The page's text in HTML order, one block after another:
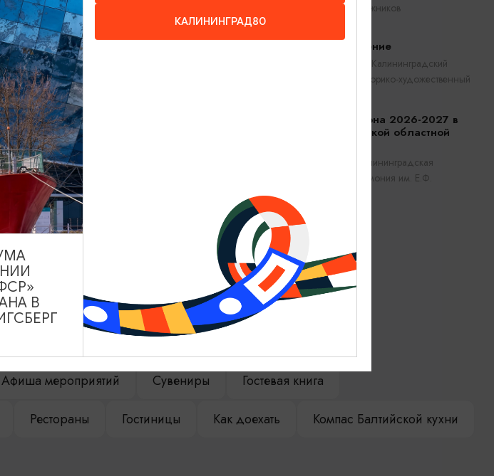
железнодорожников
Прикосновение
Калининград, Калининградский
областной историко-художественный
Открытие сезона 2026-2027 в
Калининградской областной
Калининград, Калининградская
областная филармония им. Е.Ф.
Афиша мероприятий Сувениры Гостевая книга
Рестораны Гостиницы Как доехать Компас Балтийской кухни
КАЛИНИНГРАД80
В